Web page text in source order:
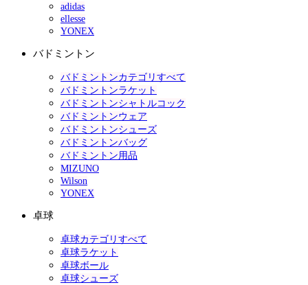
adidas
ellesse
YONEX
バドミントン
バドミントンカテゴリすべて
バドミントンラケット
バドミントンシャトルコック
バドミントンウェア
バドミントンシューズ
バドミントンバッグ
バドミントン用品
MIZUNO
Wilson
YONEX
卓球
卓球カテゴリすべて
卓球ラケット
卓球ボール
卓球シューズ